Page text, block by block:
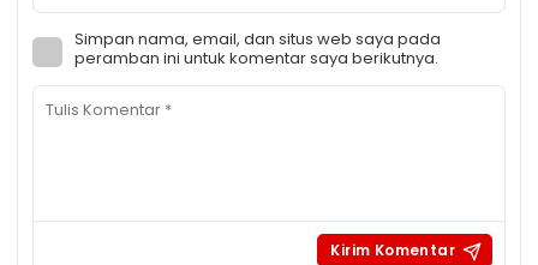
Simpan nama, email, dan situs web saya pada
peramban ini untuk komentar saya berikutnya.